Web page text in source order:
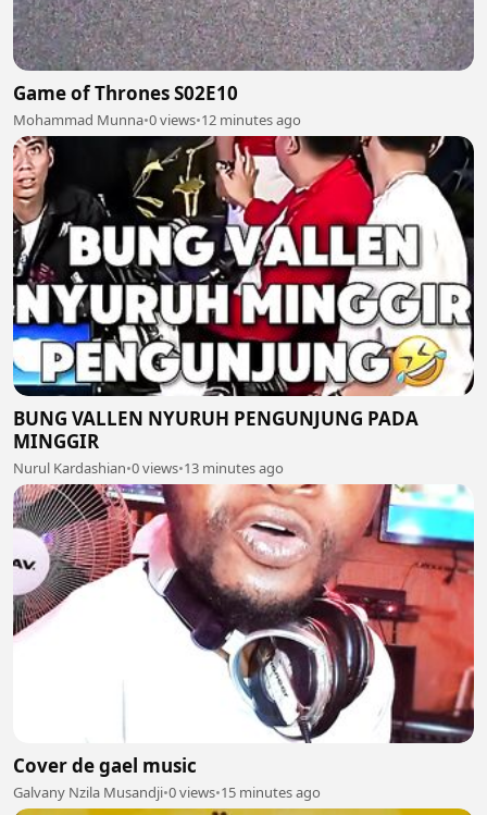
Game of Thrones S02E10
Mohammad Munna•0 views•12 minutes ago
BUNG VALLEN NYURUH PENGUNJUNG PADA
MINGGIR
Nurul Kardashian•0 views•13 minutes ago
Cover de gael music
Galvany Nzila Musandji•0 views•15 minutes ago